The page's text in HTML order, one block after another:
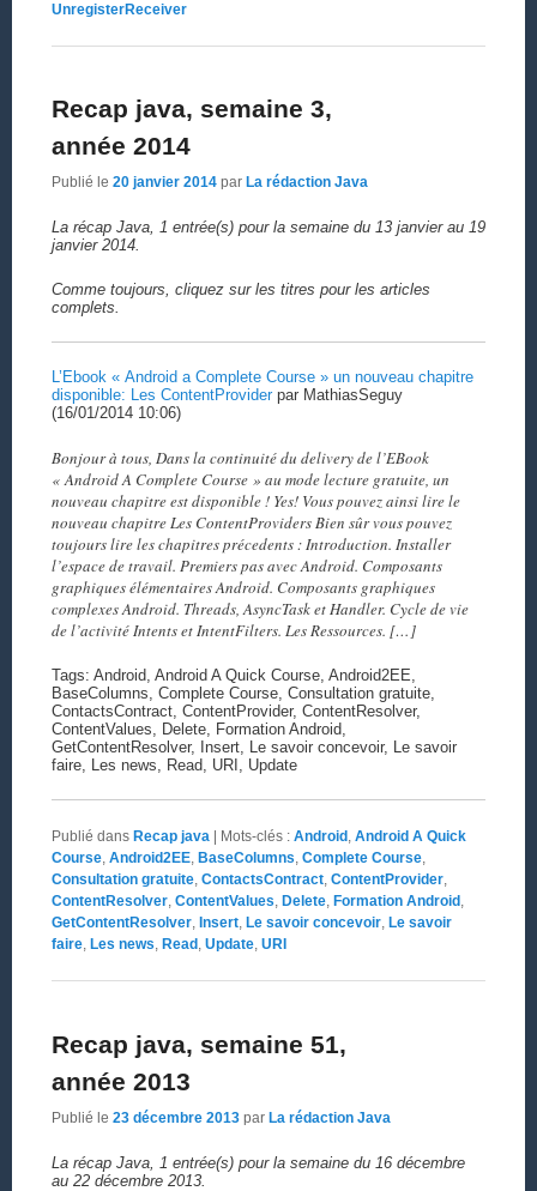
UnregisterReceiver
Recap java, semaine 3,
année 2014
Publié le 20 janvier 2014 par La rédaction Java
La récap Java, 1 entrée(s) pour la semaine du 13 janvier au 19
janvier 2014.
Comme toujours, cliquez sur les titres pour les articles
complets.
L’Ebook « Android a Complete Course » un nouveau chapitre
disponible: Les ContentProviderpar MathiasSeguy
(16/01/2014 10:06)
Bonjour à tous, Dans la continuité du delivery de l’EBook
« Android A Complete Course » au mode lecture gratuite, un
nouveau chapitre est disponible ! Yes! Vous pouvez ainsi lire le
nouveau chapitre Les ContentProviders Bien sûr vous pouvez
toujours lire les chapitres précedents : Introduction. Installer
l’espace de travail. Premiers pas avec Android. Composants
graphiques élémentaires Android. Composants graphiques
complexes Android. Threads, AsyncTask et Handler. Cycle de vie
de l’activité Intents et IntentFilters. Les Ressources. […]
Tags: Android, Android A Quick Course, Android2EE,
BaseColumns, Complete Course, Consultation gratuite,
ContactsContract, ContentProvider, ContentResolver,
ContentValues, Delete, Formation Android,
GetContentResolver, Insert, Le savoir concevoir, Le savoir
faire, Les news, Read, URI, Update
Publié dans Recap java Mots-clés : Android , Android A Quick
Course, Android2EE, BaseColumns, Complete Course,
Consultation gratuite, ContactsContract, ContentProvider,
ContentResolver, ContentValues, Delete, Formation Android ,
GetContentResolver, Insert, Le savoir concevoir, Le savoir
faire, Les news, Read , Update, URI
Recap java, semaine 51,
année 2013
Publié le 23 décembre 2013 par La rédaction Java
La récap Java, 1 entrée(s) pour la semaine du 16 décembre
au 22 décembre 2013.